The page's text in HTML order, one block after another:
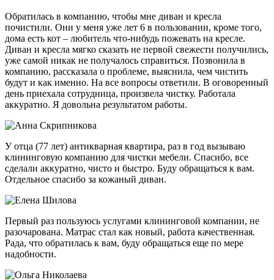
Обратилась в компанию, чтобы мне диван и кресла
почистили. Они у меня уже лет 6 в пользовании, кроме того,
дома есть кот – любитель что-нибудь пожевать на кресле.
Диван и кресла мягко сказать не первой свежести получились,
уже самой никак не получалось справиться. Позвонила в
компанию, рассказала о проблеме, выяснила, чем чистить
будут и как именно. На все вопросы ответили. В оговоренный
день приехала сотрудница, произвела чистку. Работала
аккуратно. Я довольна результатом работы.
У отца (77 лет) антикварная квартира, раз в год вызываю
клининговую компанию для чистки мебели. Спасибо, все
сделали аккуратно, чисто и быстро. Буду обращаться к вам.
Отдельное спасибо за кожаный диван.
Первый раз пользуюсь услугами клининговой компании, не
разочарована. Матрас стал как новый, работа качественная.
Рада, что обратилась к вам, буду обращаться еще по мере
надобности.